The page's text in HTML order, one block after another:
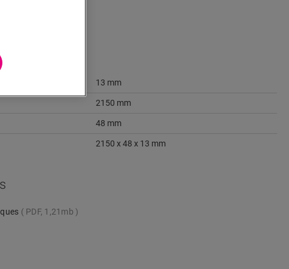
13 mm
2150 mm
48 mm
2150 x 48 x 13 mm
PDF, 1,21mb